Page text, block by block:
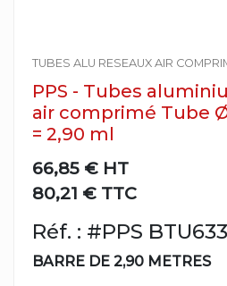
TUBES ALU RESEAUX AIR
PPS - Tubes
air comprimé Tube
= 2,90 ml
66,85 € HT
80,21 € TTC
Réf. : #PPS
BARRE DE 2,90 METRES